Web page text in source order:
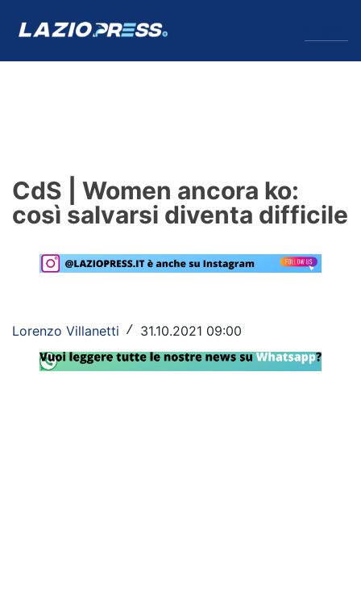
Formello
Primavera
Lazio Women
CdS | Women ancora ko:
così salvarsi diventa difficile
Lorenzo Villanetti / 31.10.2021 09:00